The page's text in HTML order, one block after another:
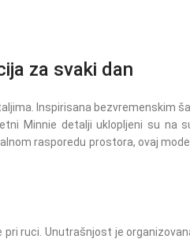
za svaki dan
Inspirisana bezvremenskim
Minnie detalji uklopljeni su na
rasporedu prostora, ovaj
ruci. Unutrašnjost je